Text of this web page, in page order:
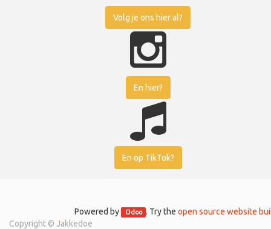
Volg je ons hier al?
En hier?
En op TikTok?
Powered by Odoo . Try the open source website
Copyright © Jakkedoe